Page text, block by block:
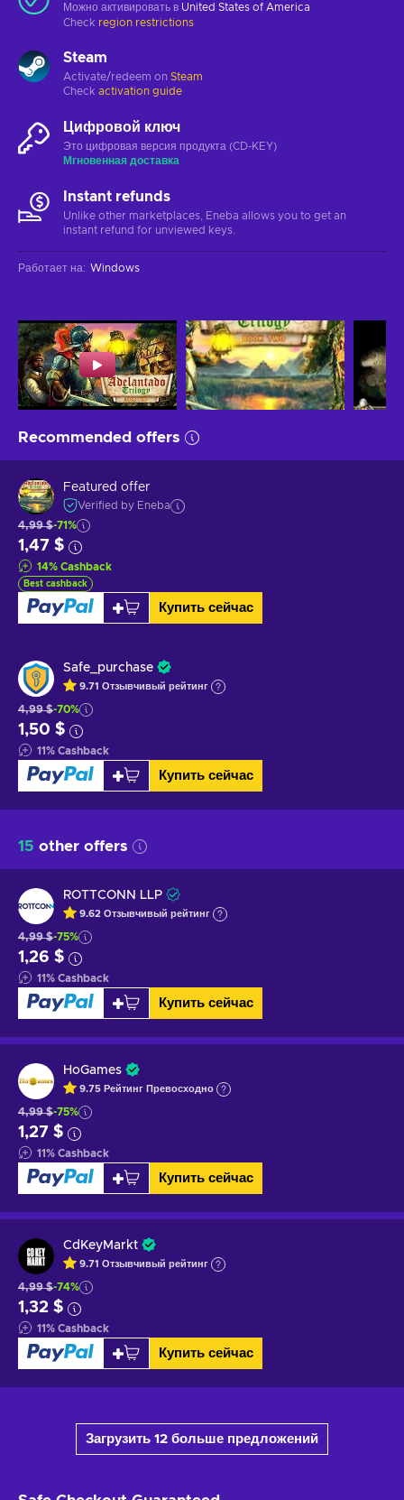
Можно активировать в United States of America
Check region restrictions
Steam
Activate/redeem on Steam
Check activation guide
Цифровой ключ
Это цифровая версия продукта (CD-KEY)
Мгновенная доставка
Instant refunds
Unlike other marketplaces, Eneba allows you to get an
instant refund for unviewed keys.
Работает на: Windows
Recommended offers
Featured offer
Verified by Eneba
4,99 $-71%
1,47 $
14% Cashback
Best cashback
Купить сейчас
Safe_purchase
9.71 Отзывчивый рейтинг
4,99 $-70%
1,50 $
11% Cashback
Купить сейчас
15 other offers
ROTTCONN LLP
9.62 Отзывчивый рейтинг
4,99 $-75%
1,26 $
11% Cashback
Купить сейчас
HoGames
9.75 Рейтинг Превосходно
4,99 $-75%
1,27 $
11% Cashback
Купить сейчас
CdKeyMarkt
9.71 Отзывчивый рейтинг
4,99 $-74%
1,32 $
11% Cashback
Купить сейчас
Загрузить 12 больше предложений